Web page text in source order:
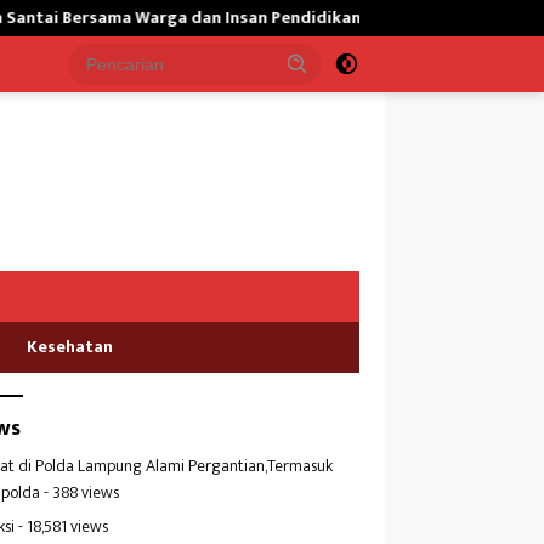
Insan Pendidikan Jatanras Polda Banten Tangkap Dua
Kesehatan
di Polda Lampung Alami Pergantian,Termasuk
- 388 views
- 18,581 views